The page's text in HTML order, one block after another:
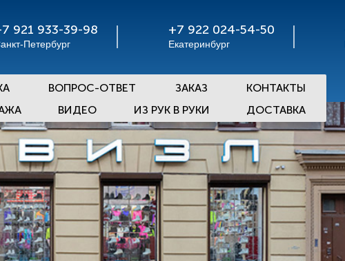
921 933-39-98
Петербург
+7 922 024-54-50
Екатеринбург
ВОПРОС-ОТВЕТ ЗАКАЗ
КОНТАКТЫ
ВИДЕО ИЗ РУК В РУКИ ДОСТАВКА